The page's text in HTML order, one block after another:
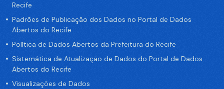
Recife
Padrões de Publicação dos Dados no Portal de Dados
Abertos do Recife
Política de Dados Abertos da Prefeitura do Recife
Sistemática de Atualização de Dados do Portal de Dados
Abertos do Recife
Visualizações de Dados